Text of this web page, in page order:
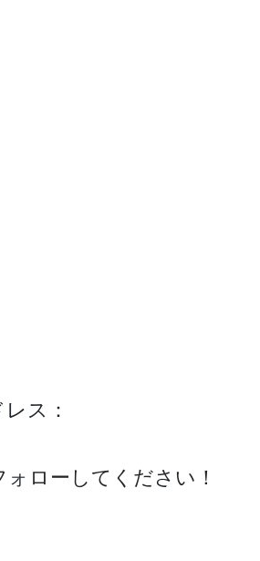
ス：
ローしてください！